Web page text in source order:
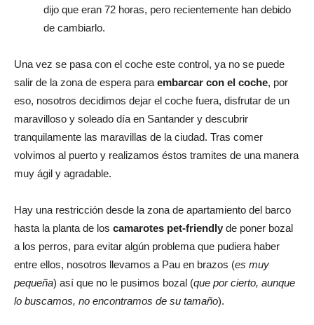
dijo que eran 72 horas, pero recientemente han debido
de cambiarlo.
Una vez se pasa con el coche este control, ya no se puede
salir de la zona de espera para embarcar con el coche, por
eso, nosotros decidimos dejar el coche fuera, disfrutar de un
maravilloso y soleado día en Santander y descubrir
tranquilamente las maravillas de la ciudad. Tras comer
volvimos al puerto y realizamos éstos tramites de una manera
muy ágil y agradable.
Hay una restricción desde la zona de apartamiento del barco
hasta la planta de los camarotes pet-friendly de poner bozal
a los perros, para evitar algún problema que pudiera haber
entre ellos, nosotros llevamos a Pau en brazos (es muy
pequeña) así que no le pusimos bozal (que por cierto, aunque
lo buscamos, no encontramos de su tamaño).